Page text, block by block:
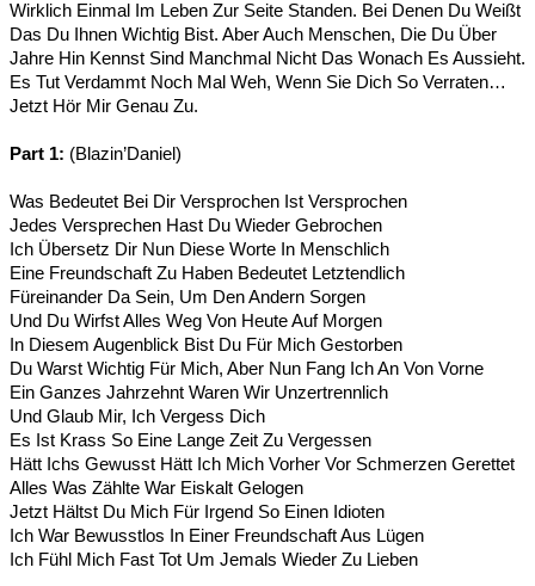
Wirklich Einmal Im Leben Zur Seite Standen. Bei Denen Du Weißt
Das Du Ihnen Wichtig Bist. Aber Auch Menschen, Die Du Über
Jahre Hin Kennst Sind Manchmal Nicht Das Wonach Es Aussieht.
Es Tut Verdammt Noch Mal Weh, Wenn Sie Dich So Verraten…
Jetzt Hör Mir Genau Zu.
Part 1: (Blazin’Daniel)
Was Bedeutet Bei Dir Versprochen Ist Versprochen
Jedes Versprechen Hast Du Wieder Gebrochen
Ich Übersetz Dir Nun Diese Worte In Menschlich
Eine Freundschaft Zu Haben Bedeutet Letztendlich
Füreinander Da Sein, Um Den Andern Sorgen
Und Du Wirfst Alles Weg Von Heute Auf Morgen
In Diesem Augenblick Bist Du Für Mich Gestorben
Du Warst Wichtig Für Mich, Aber Nun Fang Ich An Von Vorne
Ein Ganzes Jahrzehnt Waren Wir Unzertrennlich
Und Glaub Mir, Ich Vergess Dich
Es Ist Krass So Eine Lange Zeit Zu Vergessen
Hätt Ichs Gewusst Hätt Ich Mich Vorher Vor Schmerzen Gerettet
Alles Was Zählte War Eiskalt Gelogen
Jetzt Hältst Du Mich Für Irgend So Einen Idioten
Ich War Bewusstlos In Einer Freundschaft Aus Lügen
Ich Fühl Mich Fast Tot Um Jemals Wieder Zu Lieben